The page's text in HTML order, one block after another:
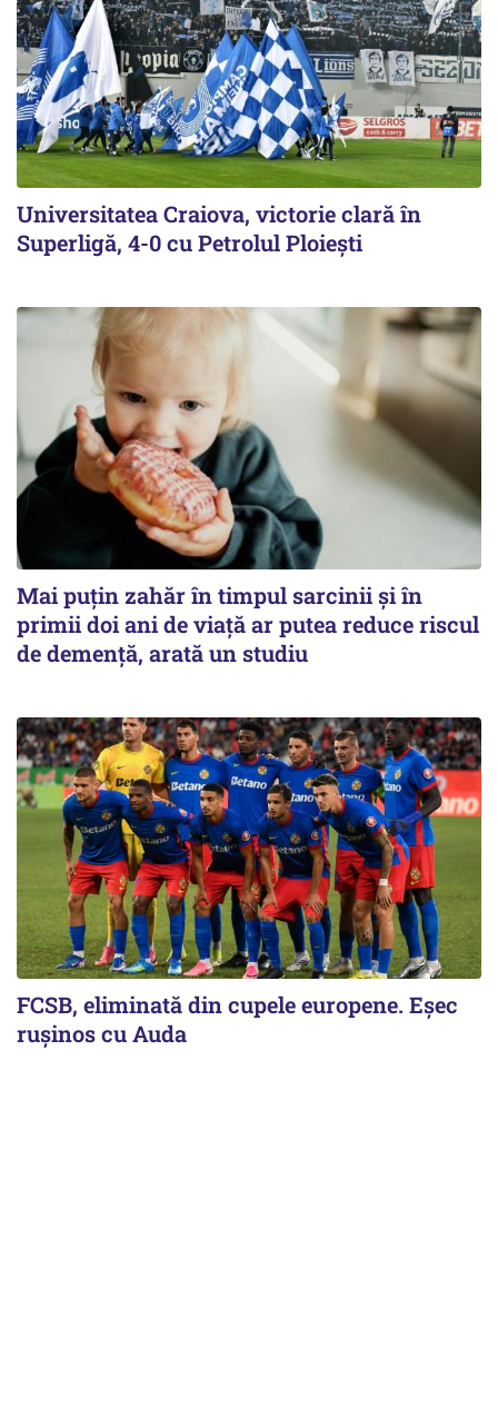
Universitatea Craiova, victorie clară în
Superligă, 4-0 cu Petrolul Ploieşti
Mai puțin zahăr în timpul sarcinii și în
primii doi ani de viață ar putea reduce riscul
de demență, arată un studiu
FCSB, eliminată din cupele europene. Eşec
ruşinos cu Auda